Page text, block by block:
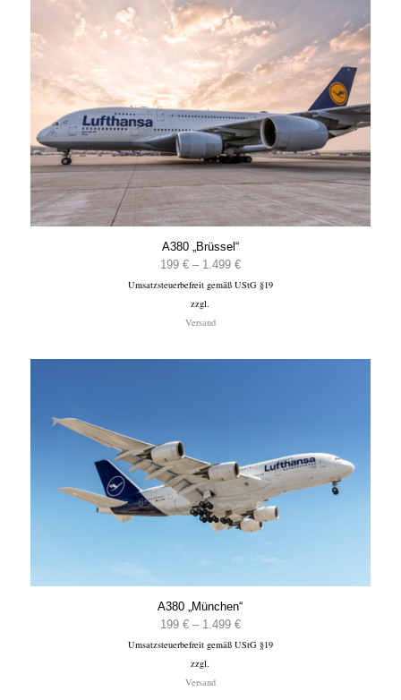
A380 „Brüssel“
199 € – 1.499 €Preisspanne:
199 €
Umsatzsteuerbefreit gemäß UStG §19
zzgl.
Versand
A380 „München“
199 € – 1.499 €Preisspanne:
199 €
Umsatzsteuerbefreit gemäß UStG §19
zzgl.
Versand